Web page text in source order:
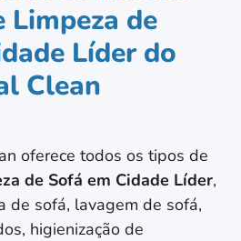
Limpeza de
Líder do
Clean
oferece todos os tipos de
de Sofá em Cidade Líder,
de sofá, lavagem de sofá,
higienização de